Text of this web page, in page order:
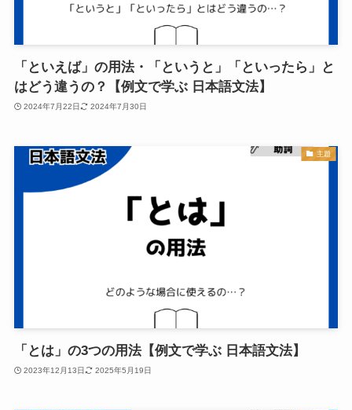
「といえば」の用法・「というと」「といったら」と
はどう違うの？【例文で学ぶ 日本語文法】
2024年7月22日 2024年7月30日
主題
「とは」の3つの用法【例文で学ぶ 日本語文法】
2023年12月13日 2025年5月19日